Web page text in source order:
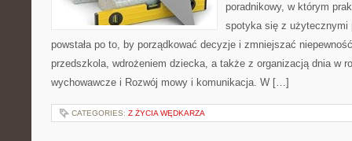
poradnikowy, w którym
spotyka się z użytecznymi
powstała po to, by porządkować decyzje i zmniejszać
przedszkola, wdrożeniem dziecka, a także z organizacją dnia w
wychowawcze i Rozwój mowy i komunikacja. W […]
CATEGORIES: Z ŻYCIA WĘDKARZA